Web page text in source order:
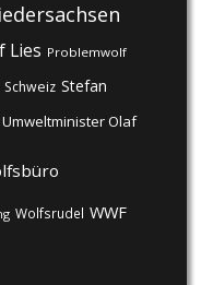
Lies Problemwolf
Schweiz Stefan
Umweltminister Olaf
Wolfsrudel WWF